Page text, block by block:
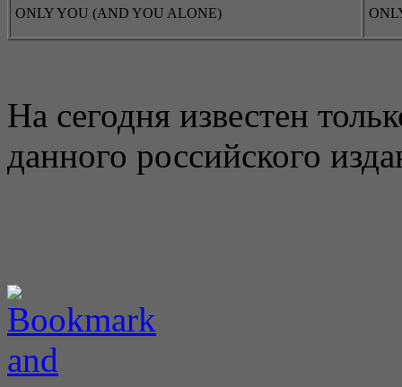
ONLY YOU (AND YOU ALONE)
На сегодня известен
данного российского